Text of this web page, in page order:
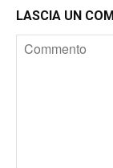
LASCIA UN